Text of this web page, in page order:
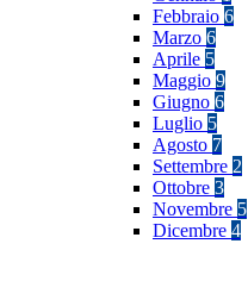
Febbraio 6
Marzo 6
Aprile 5
Maggio 9
Giugno 6
Luglio 5
Agosto 7
Settembre 2
Ottobre 3
Novembre 5
Dicembre 4